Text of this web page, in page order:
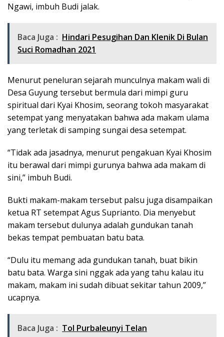
Ngawi, imbuh Budi jalak.
Baca Juga : Hindari Pesugihan Dan Klenik Di Bulan
Suci Romadhan 2021
Menurut peneluran sejarah munculnya makam wali di
Desa Guyung tersebut bermula dari mimpi guru
spiritual dari Kyai Khosim, seorang tokoh masyarakat
setempat yang menyatakan bahwa ada makam ulama
yang terletak di samping sungai desa setempat.
“Tidak ada jasadnya, menurut pengakuan Kyai Khosim
itu berawal dari mimpi gurunya bahwa ada makam di
sini,” imbuh Budi.
Bukti makam-makam tersebut palsu juga disampaikan
ketua RT setempat Agus Suprianto. Dia menyebut
makam tersebut dulunya adalah gundukan tanah
bekas tempat pembuatan batu bata.
“Dulu itu memang ada gundukan tanah, buat bikin
batu bata. Warga sini nggak ada yang tahu kalau itu
makam, makam ini sudah dibuat sekitar tahun 2009,”
ucapnya.
Baca Juga : Tol Purbaleunyi Telan